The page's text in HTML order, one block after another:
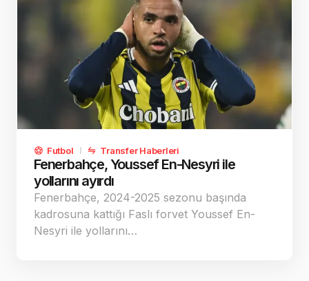
Futbol Transfer Haberleri
Fenerbahçe, Youssef En-Nesyri ile
yollarını ayırdı
Fenerbahçe, 2024-2025 sezonu başında
kadrosuna kattığı Faslı forvet Youssef En-
Nesyri ile yollarını…